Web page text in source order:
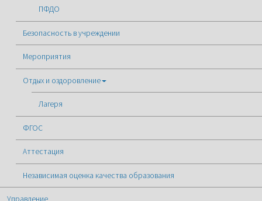
ПФДО
Безопасность в учреждении
Мероприятия
Отдых и оздоровление
Лагеря
ФГОС
Аттестация
Независимая оценка качества образования
Управление